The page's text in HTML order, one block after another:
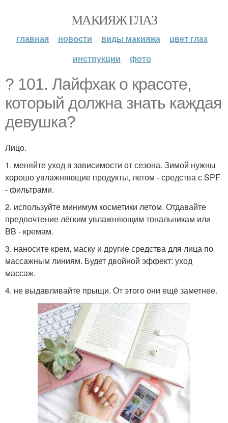
МАКИЯЖ ГЛАЗ
главная новости виды макияжа
цвет глаз
инструкции
фото
? 101. Лайфхак о красоте,
который должна знать каждая
девушка?
Лицо.
1. меняйте уход в зависимости от сезона. Зимой нужны
хорошо увлажняющие продукты, летом - средства с SPF
- фильтрами.
2. используйте минимум косметики летом. Отдавайте
предпочтение лёгким увлажняющим тональникам или
BB - кремам.
3. наносите крем, маску и другие средства для лица по
массажным линиям. Будет двойной эффект: уход
массаж.
4. не выдавливайте прыщи. От этого они ещё заметнее.